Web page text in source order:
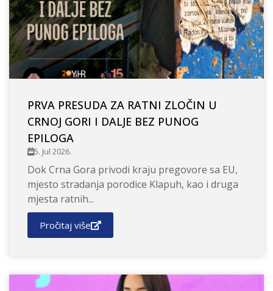
PRVA PRESUDA ZA RATNI ZLOČIN U
CRNOJ GORI I DALJE BEZ PUNOG
EPILOGA
5. Jul 2026.
Dok Crna Gora privodi kraju pregovore sa EU,
mjesto stradanja porodice Klapuh, kao i druga
mjesta ratnih...
Pročitaj više